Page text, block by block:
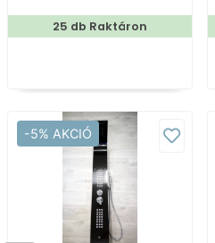
25 db Raktáron
-5% AKCIÓ